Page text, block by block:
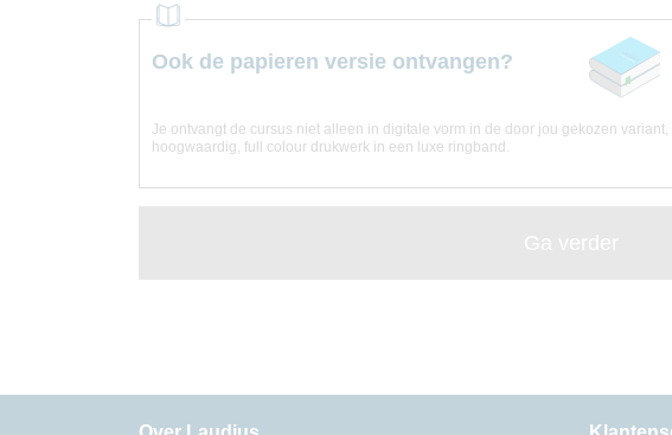
Ook de papieren versie ontvangen?
Je ontvangt de cursus niet alleen in digitale vorm in de door jou gekozen variant,
hoogwaardig, full colour drukwerk in een luxe ringband.